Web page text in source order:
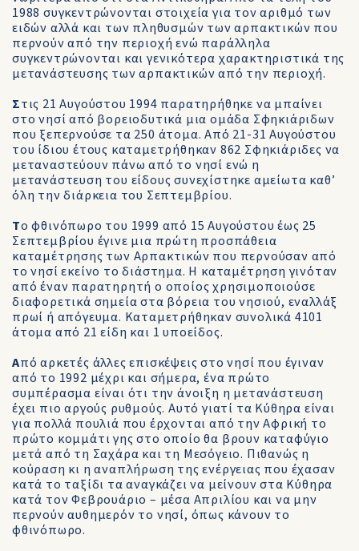
1988 συγκεντρώνονται στοιχεία για τον αριθμό των
ειδών αλλά και των πληθυσμών των αρπακτικών που
περνούν από την περιοχή ενώ παράλληλα
συγκεντρώνονται και γενικότερα χαρακτηριστικά της
μετανάστευσης των αρπακτικών από την περιοχή.
Στις 21 Αυγούστου 1994 παρατηρήθηκε να μπαίνει
στο νησί από βορειοδυτικά μια ομάδα Σφηκιάριδων
που ξεπερνούσε τα 250 άτομα. Από 21-31 Αυγούστου
του ίδιου έτους καταμετρήθηκαν 862 Σφηκιάριδες να
μεταναστεύουν πάνω από το νησί ενώ η
μετανάστευση του είδους συνεχίστηκε αμείωτα καθ’
όλη την διάρκεια του Σεπτεμβρίου.
Το φθινόπωρο του 1999 από 15 Αυγούστου έως 25
Σεπτεμβρίου έγινε μια πρώτη προσπάθεια
καταμέτρησης των Αρπακτικών που περνούσαν από
το νησί εκείνο το διάστημα. Η καταμέτρηση γινόταν
από έναν παρατηρητή ο οποίος χρησιμοποιούσε
διαφορετικά σημεία στα βόρεια του νησιού, εναλλάξ
πρωί ή απόγευμα. Καταμετρήθηκαν συνολικά 4101
άτομα από 21 είδη και 1 υποείδος.
Από αρκετές άλλες επισκέψεις στο νησί που έγιναν
από το 1992 μέχρι και σήμερα, ένα πρώτο
συμπέρασμα είναι ότι την άνοιξη η μετανάστευση
έχει πιο αργούς ρυθμούς. Αυτό γιατί τα Κύθηρα είναι
για πολλά πουλιά που έρχονται από την Αφρική το
πρώτο κομμάτι γης στο οποίο θα βρουν καταφύγιο
μετά από τη Σαχάρα και τη Μεσόγειο. Πιθανώς η
κούραση κι η αναπλήρωση της ενέργειας που έχασαν
κατά το ταξίδι τα αναγκάζει να μείνουν στα Κύθηρα
κατά τον Φεβρουάριο – μέσα Απριλίου και να μην
περνούν αυθημερόν το νησί, όπως κάνουν το
φθινόπωρο.